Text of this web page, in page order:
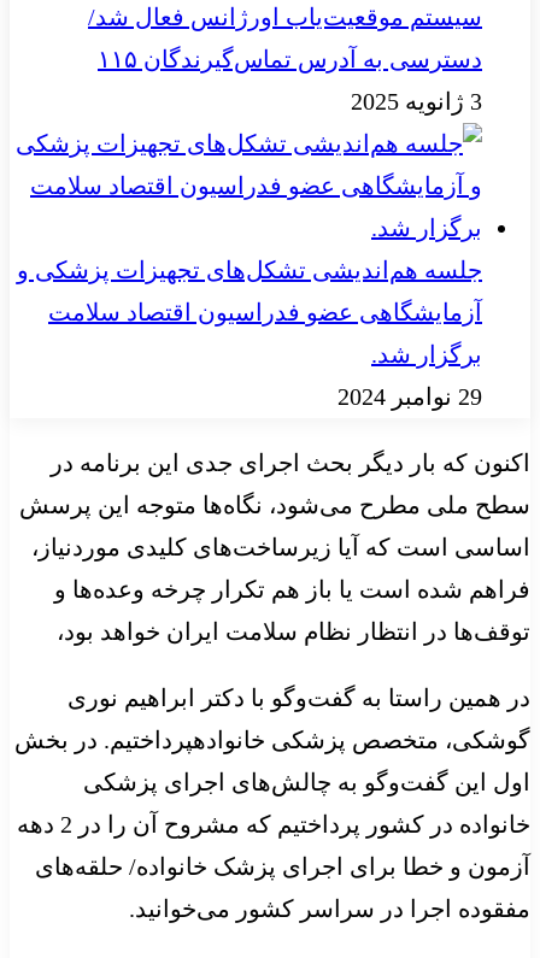
سیستم موقعیت‌یاب اورژانس فعال شد/
دسترسی به آدرس تماس‌گیرندگان ۱۱۵
3 ژانویه 2025
جلسه هم‌اندیشی تشکل‌های تجهیزات پزشکی و
آزمایشگاهی عضو فدراسیون اقتصاد سلامت
برگزار شد.
29 نوامبر 2024
اکنون که بار دیگر بحث اجرای جدی این برنامه در
سطح ملی مطرح می‌شود، نگاه‌ها متوجه این پرسش
اساسی است که آیا زیرساخت‌های کلیدی موردنیاز،
فراهم شده است یا باز هم تکرار چرخه وعده‌ها و
توقف‌ها در انتظار نظام سلامت ایران خواهد بود،
در همین راستا به گفت‌وگو با دکتر ابراهیم نوری
گوشکی، متخصص پزشکی خانوادهپرداختیم. در بخش
اول این گفت‌وگو به چالش‌های اجرای پزشکی
خانواده در کشور پرداختیم که مشروح آن را در 2 دهه
آزمون و خطا برای اجرای پزشک خانواده/ حلقه‌های
مفقوده اجرا در سراسر کشور می‌خوانید.